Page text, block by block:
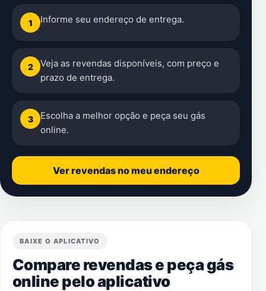
1 Informe seu endereço de entrega.
2
Veja as revendas disponíveis, com preço e
prazo de entrega.
3
Escolha a melhor opção e peça seu gás
online.
Ver revendas no meu endereço
BAIXE O APLICATIVO
Compare revendas e peça gás
online pelo aplicativo